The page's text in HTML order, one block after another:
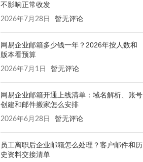
不影响正常收发
2026年7月28日 暂无评论
网易企业邮箱多少钱一年？2026年按人数和
版本看预算
2026年7月1日 暂无评论
网易企业邮箱开通上线清单：域名解析、账号
创建和邮件搬家怎么安排
2026年6月28日 暂无评论
员工离职后企业邮箱怎么处理？客户邮件和历
史资料交接清单